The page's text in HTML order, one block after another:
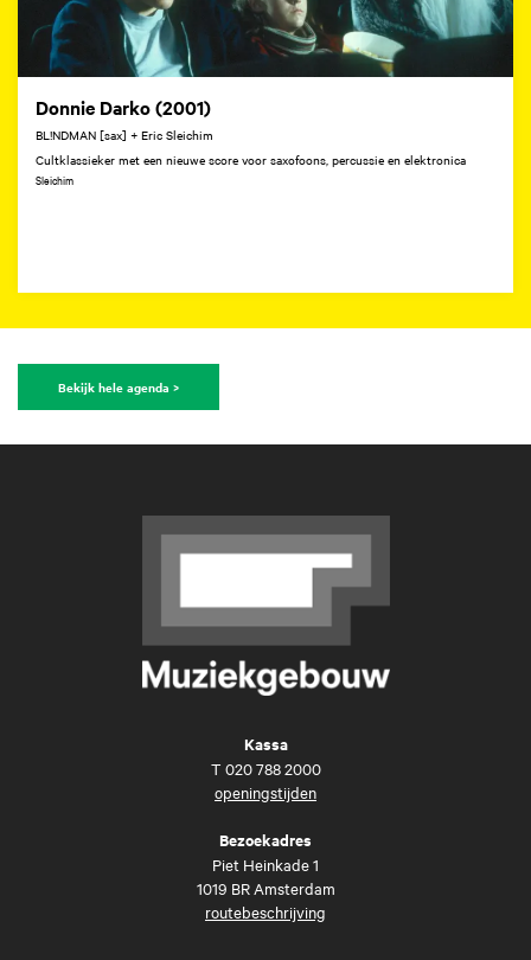
Donnie Darko (2001)
BL!NDMAN [sax] + Eric Sleichim
Cultklassieker met een nieuwe score voor saxofoons, percussie en elektronica
Sleichim
Bekijk hele agenda >
Kassa
T 020 788 2000
openingstijden
Bezoekadres
Piet Heinkade 1
1019 BR Amsterdam
routebeschrijving